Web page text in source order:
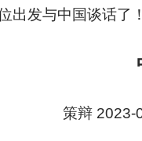
出发与中国谈话了
策辩 2023-